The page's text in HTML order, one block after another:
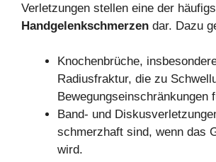
Verletzungen stellen eine der
Handgelenkschmerzen dar. Dazu
Knochenbrüche,
Radiusfraktur, die zu
Bewegungseinschränkungen
Band- und
schmerzhaft sind, wenn das
wird.